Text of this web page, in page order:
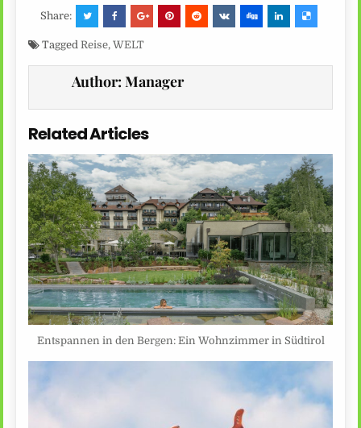
Share:
Tagged Reise,WELT
Author:Manager
Related Articles
Entspannen in den Bergen: Ein Wohnzimmer in Südtirol